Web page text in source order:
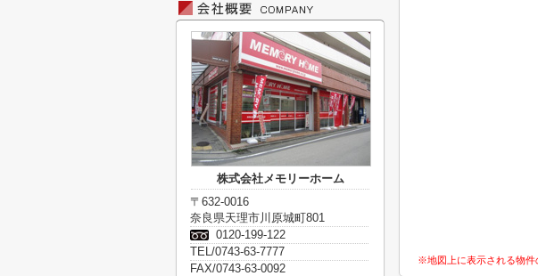
※地図上に表示される物件
株式会社メモリーホーム
〒632-0016
奈良県天理市川原城町801
0120-199-122
TEL/0743-63-7777
FAX/0743-63-0092